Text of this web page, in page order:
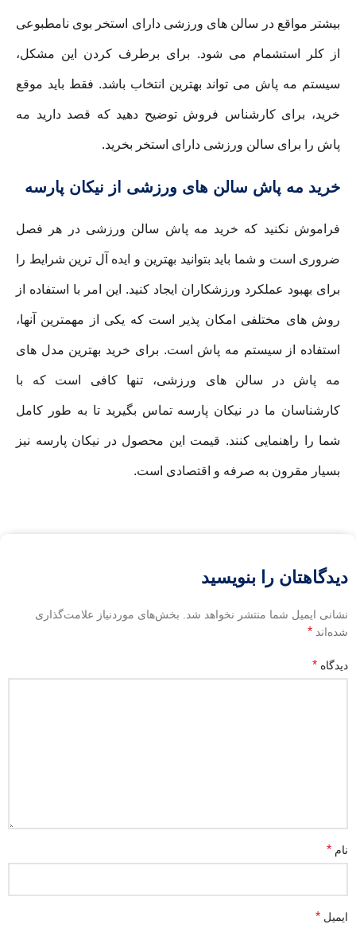
بیشتر مواقع در سالن های ورزشی دارای استخر بوی نامطبوعی
از کلر استشمام می شود. برای برطرف کردن این مشکل،
سیستم مه پاش می تواند بهترین انتخاب باشد. فقط باید موقع
خرید، برای کارشناس فروش توضیح دهید که قصد دارید مه
پاش را برای سالن ورزشی دارای استخر بخرید.
خرید مه پاش سالن های ورزشی از نیکان پارسه
فراموش نکنید که خرید مه پاش سالن ورزشی در هر فصل
ضروری است و شما باید بتوانید بهترین و ایده آل ترین شرایط را
برای بهبود عملکرد ورزشکاران ایجاد کنید. این امر با استفاده از
روش های مختلفی امکان پذیر است که یکی از مهمترین آنها،
استفاده از سیستم مه پاش است. برای خرید بهترین مدل های
مه پاش در سالن های ورزشی، تنها کافی است که با
کارشناسان ما در نیکان پارسه تماس بگیرید تا به طور کامل
شما را راهنمایی کنند. قیمت این محصول در نیکان پارسه نیز
بسیار مقرون به صرفه و اقتصادی است.
دیدگاهتان را بنویسید
نشانی ایمیل شما منتشر نخواهد شد. بخش‌های موردنیاز علامت‌گذاری
شده‌اند *
دیدگاه *
نام *
ایمیل *